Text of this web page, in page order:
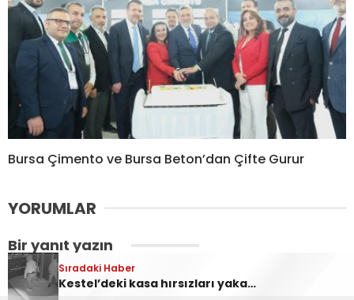
Sıradaki Haber
Ankara Yolu Babasultan Mevkii’nde Korkutan Tır Yangını
Bursa Çimento ve Bursa Beton’dan Çifte Gurur
YORUMLAR
Bir yanıt yazın
Yorum* Sıradaki Haber
Kestel’deki kasa hırsızları yakalandı